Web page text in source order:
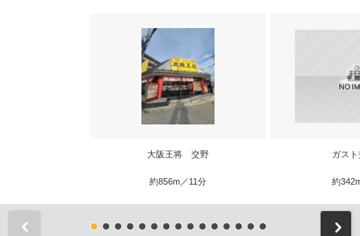
大阪王将 交野
約856m／11分
ガス
約